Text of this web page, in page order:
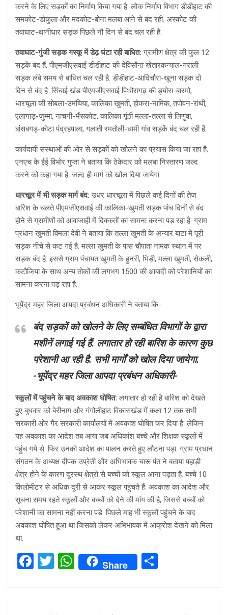
करने के लिए सड़कों का निर्माण किया गया है. लोक निर्माण विभाग डीडीहाट की
समकोट-डोकुला और मदकोट-बोना मलबा आने से बंद रही. अस्कोट की
तवाघाट-थानीधार सड़क पिछले नौ दिन से बंद चल रही है.
तवाघाट-गुंजी सड़क गस्कू में डेढ़ घंटा रही बाधित:ग्रामीण क्षेत्र की कुल 12
सड़कें बंद हैं. पीएमजीएसवाई डीडीहाट की देविसौना खेतारकन्याल-गराली
सड़क लंबे समय से बाधित चल रही है. डीडीहाट-आदिचौरा-खूना सड़क दो
दिन से बंद है. सिंचाई खंड पीएमजीएसवाई पिथौरागढ़ की ड्योरा-बारमो,
धारचूला की सोबला-उमचिया, कालिका खुमती, होकरा-नामिक, तपोवन-रांथी,
एलागाड़-जुम्मा, नाचनी-भैंसकोट, कालिका गूंठी मल्ला-तल्ला से लिणुवा,
बांसबगड़-कोटा पंद्रहपाला, गलाती रमतोली-धामी गांव सड़कें बंद चल रही हैं.
कार्यदायी संस्थाओं की ओर से सड़कों को खोलने का प्रयास किया जा रहा है.
एनएच के ईई विभोर गुप्ता ने बताया कि ठेकेदार को मलबा निस्तारण जल्द
करने को कहा गया है. जल्द ही मार्ग को खोल दिया जायेगा.
धारचूल में भी सड़क मार्ग बंद: उधर धारचूला में पिछले कई दिनों की तेज
बारिश के चलते पीएमजीएसवाई की कालिका-खुमती सड़क पांच दिनों से बंद
होने से ग्रामीणों को आवाजाही में दिक्कतों का सामना करना पड़ रहा है. ग्राम
प्रधान खुमती विमला देवी ने बताया कि तल्ला खुमती के अन्यार बाटा में पूरी
सड़क नीचे से कट गई है. मल्ला खुमती के पास चौपाता नामक स्थान में पर
सड़क बंद है. इससे ग्राम पंचायत खुमती के हुनरी, भिड़ी, मल्ला खुमती, सेकली,
कटौजिया के साथ अन्य तोकों की लगभग 1500 की आबादी को परेशानियों का
सामना करना पड़ रहा है.
भूपेंद्र महर जिला आपदा प्रबंधन अधिकारी ने बताया कि-
बंद सड़कों को खोलने के लिए सम्बंधित विभागों के द्वारा
मशीनें लगाई गई हैं. लगातार हो रही बारिश के कारण कुछ
परेशानी आ रही है. सभी मार्गों को खोल दिया जायेगा.
-भूपेंद्र महर जिला आपदा प्रबंधन अधिकारी-
स्कूलों में पहुंचने के बाद अवकाश घोषित:लगातार हो रही है बारिश को देखते
हुए बुधवार को बेरीनाग और गंगोलीहाट विकासखंड में कक्षा 12 तक सभी
सरकारी ओर गैर सरकारी कार्यालयों में अवकाश घोषित कर दिया है. लेकिन
यह अवकाश का आदेश तब आया जब अधिकांश बच्चे और शिक्षक स्कूलों में
पहुंच गये थे. फिर उनको आदेश का पालन करते हुए लौटना पड़ा. ग्राम प्रधान
संगठन के अध्यक्ष दीपक उप्रेती और अभिभावक चारू पंत ने बताया पहाड़ी
क्षेत्र होने के कारण दूरस्थ क्षेत्रों से बच्चों को स्कूल आना पड़ता है. बच्चे 10
किलोमीटर से अधिक दूरी से आकर स्कूल पहुंचते हैं. अवकाश का आदेश और
सूचना समय रहते स्कूलों और बच्चों को देने की मांग की है, जिससे बच्चों को
परेशानी का सामना नहीं करना पड़े. पिछले माह भी स्कूलों पहुंचने के बाद
अवकाश घोषित हूआ था जिसको लेकर अभिभावक में आक्रोश देखने को मिला
था.
F
ce
T
tt
er
W
at
Share
ar